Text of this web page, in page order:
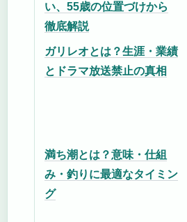
い、55歳の位置づけから
徹底解説
ガリレオとは？生涯・業績
とドラマ放送禁止の真相
満ち潮とは？意味・仕組
み・釣りに最適なタイミン
グ